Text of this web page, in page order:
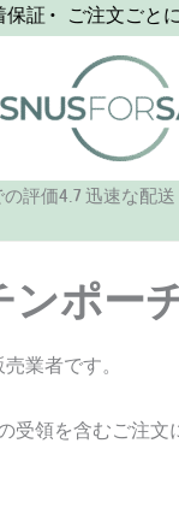
• ご注文ごと
評価4.7 迅速な配送
ポー
業者です。
領を含むご注